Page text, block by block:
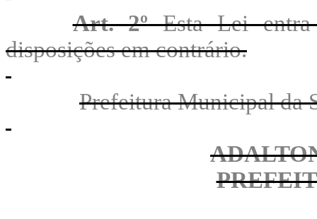
Art. 2ºEsta Lei entra
disposições em contrário.
Prefeitura Municipal da